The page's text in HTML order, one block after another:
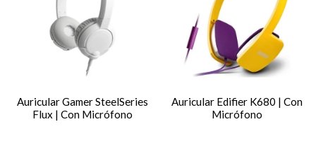
Auricular Gamer SteelSeries
Flux | Con Micrófono
Auricular Edifier K680 | Con
Micrófono